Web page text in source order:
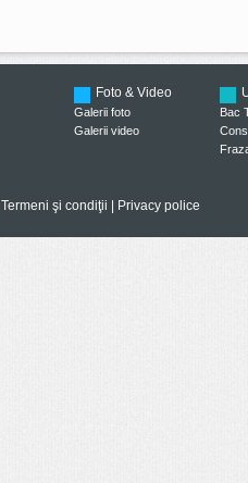
Foto & Video
Galerii foto
Galerii video
Bac
Termeni şi condiţii Privacy police